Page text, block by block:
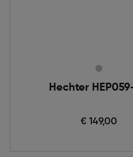
Hechter
€ 149,00